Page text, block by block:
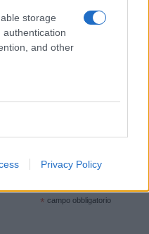
storage
authentication
and other
Privacy Policy
|Pubblicità|
Oggi e ricevi le nostre
* campo obbligatorio